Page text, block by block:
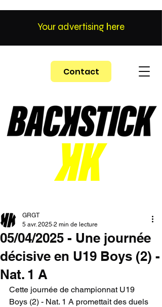
Contact
Your advertising here
05/04/2025 - Une journée
décisive en U19 Boys (2) -
Nat. 1 A
GRGT
5 avr. 2025 2 min de lecture
Cette journée de championnat U19
Boys (2) - Nat. 1 A promettait des duels